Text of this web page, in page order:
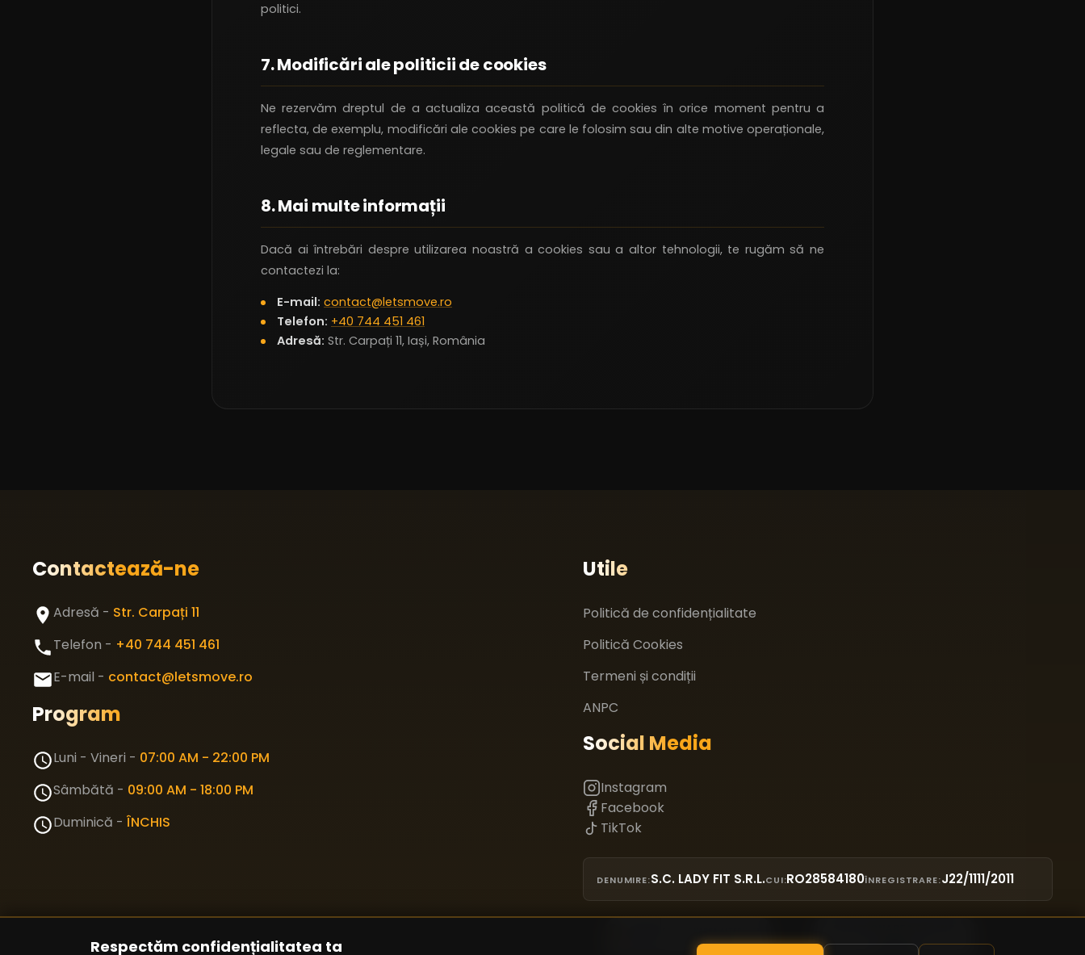
politici.
7. Modificări ale politicii de cookies
Ne rezervăm dreptul de a actualiza această politică de cookies în orice moment pentru a
reflecta, de exemplu, modificări ale cookies pe care le folosim sau din alte motive operaționale,
legale sau de reglementare.
8. Mai multe informații
Dacă ai întrebări despre utilizarea noastră a cookies sau a altor tehnologii, te rugăm să ne
contactezi la:
E-mail: contact@letsmove.ro
Telefon: +40 744 451 461
Adresă: Str. Carpați 11, Iași, România
Contactează-ne
Adresă - Str. Carpați 11
Telefon - +40 744 451 461
E-mail - contact@letsmove.ro
Program
Luni - Vineri - 07:00 AM - 22:00 PM
Sâmbătă - 09:00 AM - 18:00 PM
Duminică - ÎNCHIS
Utile
Politică de confidențialitate
Politică Cookies
Termeni și condiții
ANPC
Social Media
Instagram
Facebook
TikTok
DENUMIRE:S.C. LADY FIT S.R.L.CUI:RO28584180ÎNREGISTRARE:J22/1111/2011
Respectăm confidențialitatea ta